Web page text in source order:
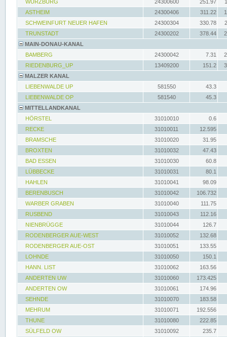
WÜRZBURG 24300600 251.97
ASTHEIM
24300406 311.22
SCHWEINFURT NEUER HAFEN
24300304 330.78
TRUNSTADT
24300202 378.44
MAIN-DONAU-KANAL
BAMBERG
24300042 7.31
RIEDENBURG_UP
13409200 151.2
MALZER KANAL
LIEBENWALDE UP
581550
43.3
LIEBENWALDE OP
581540
45.3
MITTELLANDKANAL
HÖRSTEL
31010010
0.6
RECKE
31010011
12.595
BRAMSCHE
31010020
31.95
BROXTEN
31010032
47.43
BAD ESSEN
31010030
60.8
LÜBBECKE
31010031
80.1
HAHLEN
31010041
98.09
BERENBUSCH
31010042
106.732
WARBER GRABEN
31010040
111.75
RUSBEND
31010043
112.16
NIENBRÜGGE
31010044
126.7
RODENBERGER AUE-WEST
31010052
132.68
RODENBERGER AUE-OST
31010051
133.55
LOHNDE
31010050
150.1
HANN. LIST
31010062
163.56
ANDERTEN UW
31010060
173.425
ANDERTEN OW
31010061
174.96
SEHNDE
31010070
183.58
MEHRUM
31010071
192.556
THUNE
31010080
222.85
SÜLFELD OW
31010092
235.7